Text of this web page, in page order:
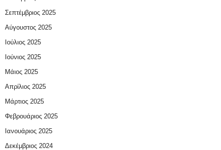
Σεπτέμβριος 2025
Αύγουστος 2025
Ιούλιος 2025
Ιούνιος 2025
Μάιος 2025
Απρίλιος 2025
Μάρτιος 2025
Φεβρουάριος 2025
Ιανουάριος 2025
Δεκέμβριος 2024